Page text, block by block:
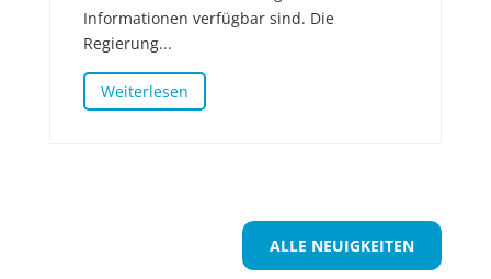
Informationen verfügbar sind. Die
Regierung...
Weiterlesen
ALLE NEUIGKEITEN